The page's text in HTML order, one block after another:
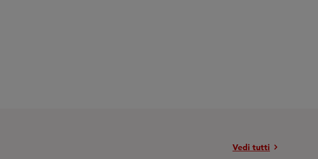
Vedi tutti chevron_right